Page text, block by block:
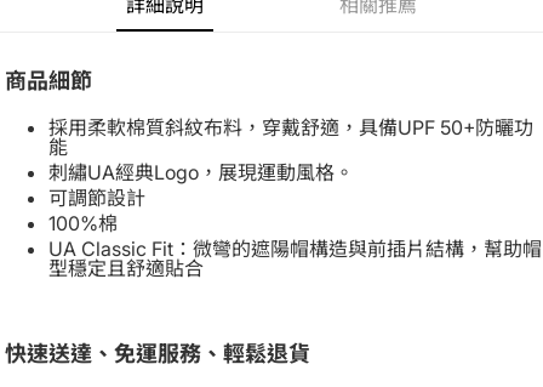
詳細說明 相關推薦
商品細節
採用柔軟棉質斜紋布料，穿戴舒適，具備UPF 50+防曬功
能
刺繡UA經典Logo，展現運動風格。
可調節設計
100%棉
UA Classic Fit：微彎的遮陽帽構造與前插片結構，幫助帽
型穩定且舒適貼合
快速送達、免運服務、輕鬆退貨